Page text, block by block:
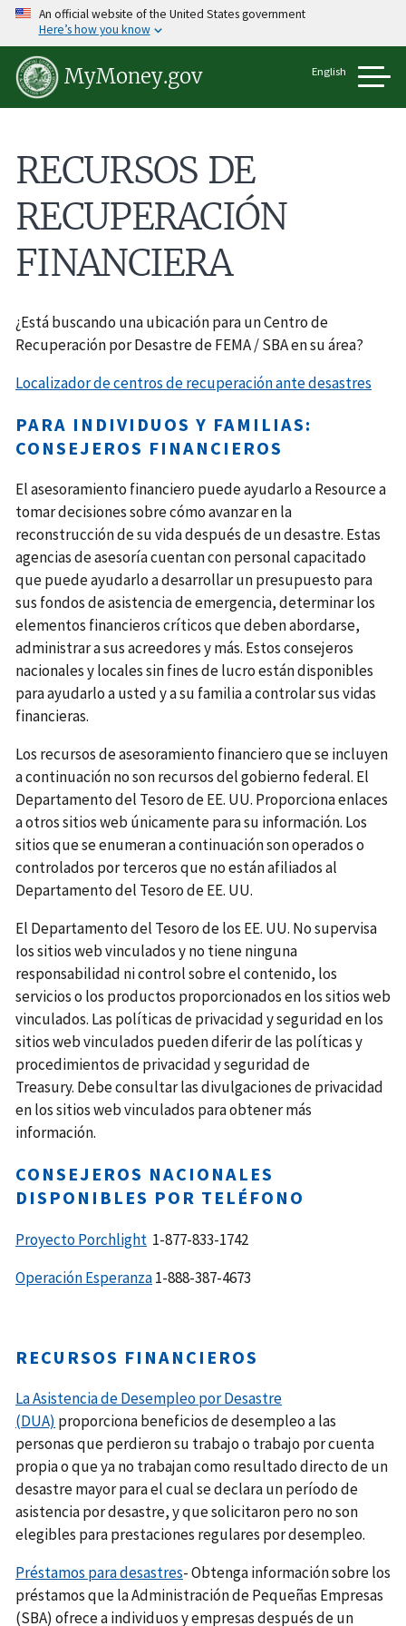
Pasar
contenido
principal
An official website of the United States government
Here’s how you know
MyMoney.gov English
RECURSOS DE
RECUPERACIÓN
FINANCIERA
¿Está buscando una ubicación para un Centro de
Recuperación por Desastre de FEMA / SBA en su área?
Localizador de centros de recuperación ante desastres
PARA INDIVIDUOS Y FAMILIAS:
CONSEJEROS FINANCIEROS
El asesoramiento financiero puede ayudarlo a Resource a
tomar decisiones sobre cómo avanzar en la
reconstrucción de su vida después de un desastre. Estas
agencias de asesoría cuentan con personal capacitado
que puede ayudarlo a desarrollar un presupuesto para
sus fondos de asistencia de emergencia, determinar los
elementos financieros críticos que deben abordarse,
administrar a sus acreedores y más. Estos consejeros
nacionales y locales sin fines de lucro están disponibles
para ayudarlo a usted y a su familia a controlar sus vidas
financieras.
Los recursos de asesoramiento financiero que se incluyen
a continuación no son recursos del gobierno federal. El
Departamento del Tesoro de EE. UU. Proporciona enlaces
a otros sitios web únicamente para su información. Los
sitios que se enumeran a continuación son operados o
controlados por terceros que no están afiliados al
Departamento del Tesoro de EE. UU.
El Departamento del Tesoro de los EE. UU. No supervisa
los sitios web vinculados y no tiene ninguna
responsabilidad ni control sobre el contenido, los
servicios o los productos proporcionados en los sitios web
vinculados. Las políticas de privacidad y seguridad en los
sitios web vinculados pueden diferir de las políticas y
procedimientos de privacidad y seguridad de
Treasury. Debe consultar las divulgaciones de privacidad
en los sitios web vinculados para obtener más
información.
CONSEJEROS NACIONALES
DISPONIBLES POR TELÉFONO
Proyecto Porchlight 1-877-833-1742
Operación Esperanza1-888-387-4673
RECURSOS FINANCIEROS
La Asistencia de Desempleo por Desastre
(DUA) proporciona beneficios de desempleo a las
personas que perdieron su trabajo o trabajo por cuenta
propia o que ya no trabajan como resultado directo de un
desastre mayor para el cual se declara un período de
asistencia por desastre, y que solicitaron pero no son
elegibles para prestaciones regulares por desempleo.
Préstamos para desastres- Obtenga información sobre los
préstamos que la Administración de Pequeñas Empresas
(SBA) ofrece a individuos y empresas después de un